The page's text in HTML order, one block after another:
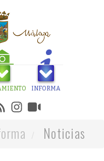
INFORMA
Noticias